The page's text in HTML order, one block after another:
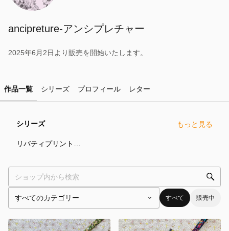
ancipreture-アンシプレチャー
2025年6月2日より販売を開始いたします。
作品一覧 シリーズ プロフィール レター
シリーズ もっと見る
すべて 販売中